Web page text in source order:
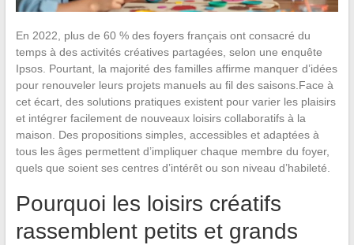
En 2022, plus de 60 % des foyers français ont consacré du
temps à des activités créatives partagées, selon une enquête
Ipsos. Pourtant, la majorité des familles affirme manquer d’idées
pour renouveler leurs projets manuels au fil des saisons.Face à
cet écart, des solutions pratiques existent pour varier les plaisirs
et intégrer facilement de nouveaux loisirs collaboratifs à la
maison. Des propositions simples, accessibles et adaptées à
tous les âges permettent d’impliquer chaque membre du foyer,
quels que soient ses centres d’intérêt ou son niveau d’habileté.
Pourquoi les loisirs créatifs
rassemblent petits et grands